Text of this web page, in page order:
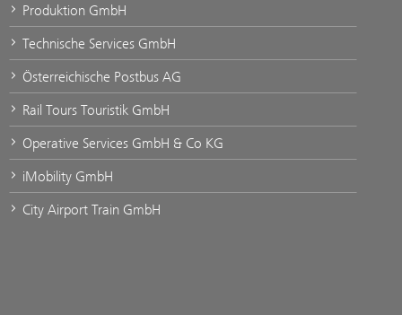
Produktion GmbH
Technische Services GmbH
Österreichische Postbus AG
Rail Tours Touristik GmbH
Operative Services GmbH & Co KG
iMobility GmbH
City Airport Train GmbH